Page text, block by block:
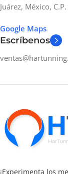
Juárez, México,
Google Maps
Escríbenos
¡Experimenta los